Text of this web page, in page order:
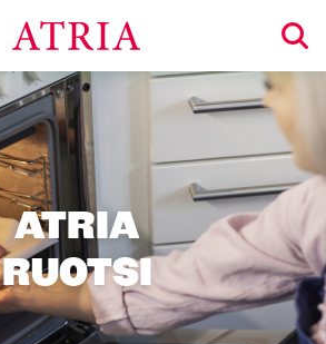
ATRIA
RUOTSI